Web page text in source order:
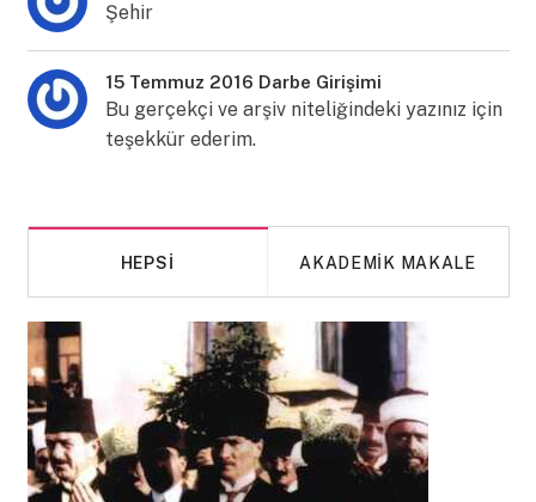
Şehir
15 Temmuz 2016 Darbe Girişimi
Bu gerçekçi ve arşiv niteliğindeki yazınız için
teşekkür ederim.
HEPSI AKADEMIK MAKALE